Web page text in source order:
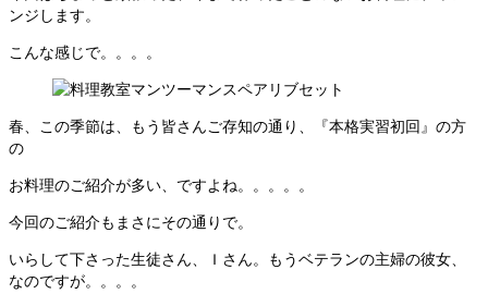
ンジします。
こんな感じで。。。。
春、この季節は、もう皆さんご存知の通り、『本格実習初回』の方
の
お料理のご紹介が多い、ですよね。。。。。
今回のご紹介もまさにその通りで。
いらして下さった生徒さん、Ｉさん。もうベテランの主婦の彼女、
なのですが。。。。